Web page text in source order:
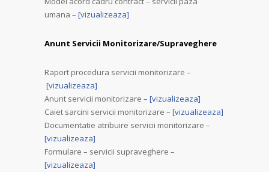
umana – [vizualizeaza]
Anunt Servicii Monitorizare/Supraveghere
Raport procedura servicii monitorizare –
[vizualizeaza]
Anunt servicii monitorizare – [vizualizeaza]
Caiet sarcini servicii monitorizare – [vizualizeaza]
Documentatie atribuire servicii monitorizare –
[vizualizeaza]
Formulare – servicii supraveghere –
[vizualizeaza]